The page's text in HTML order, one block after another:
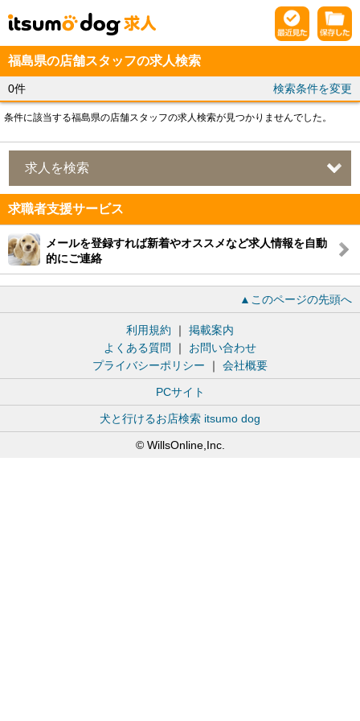
福島県の店舗スタッフの求人検索
0件 検索条件を変更
条件に該当する福島県の店舗スタッフの求人検索が見つかりませんでした。
求人を検索
求職者支援サービス
メールを登録すれば新着やオススメなど求人情報を自動
的にご連絡
▲このページの先頭へ
利用規約 ｜ 掲載案内
よくある質問
｜ お問い合わせ
プライバシーポリシー ｜ 会社概要
PCサイト
犬と行けるお店検索 itsumo dog
© WillsOnline,Inc.